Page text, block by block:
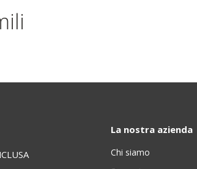
La nostra azienda
Chi siamo